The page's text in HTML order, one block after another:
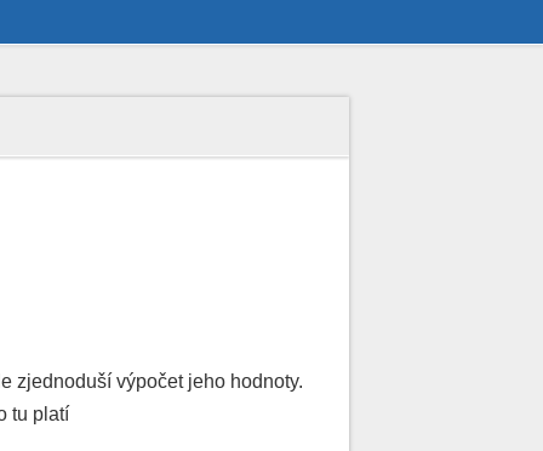
zjednoduší výpočet jeho hodnoty.
tu platí